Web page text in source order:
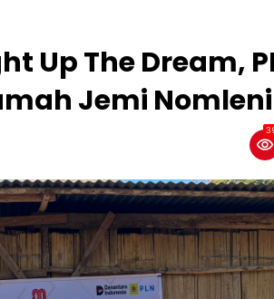
Up The Dream,
Jemi Nomleni